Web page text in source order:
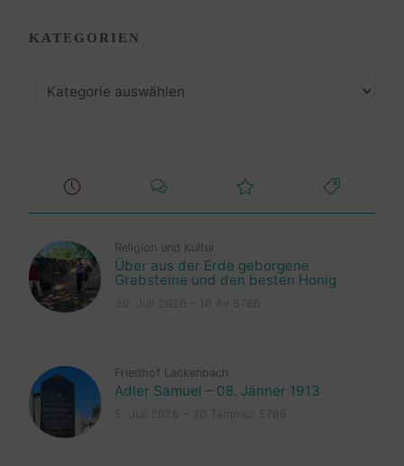
KATEGORIEN
Religion und Kultur
Über aus der Erde geborgene
Grabsteine und den besten Honig
Friedhof Lackenbach
Adler Samuel – 08. Jänner 1913